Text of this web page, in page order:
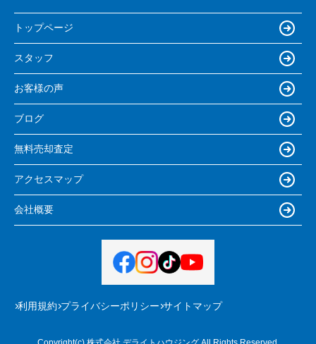
トップページ
スタッフ
お客様の声
ブログ
無料売却査定
アクセスマップ
会社概要
利用規約 プライバシーポリシー サイトマップ